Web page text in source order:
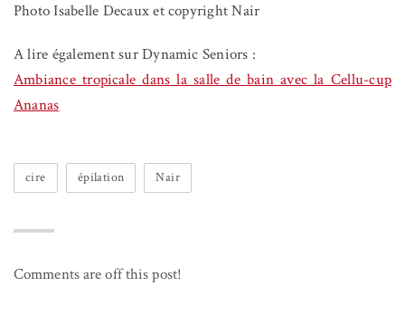
Photo Isabelle Decaux et copyright Nair
A lire également sur Dynamic Seniors :
Ambiance tropicale dans la salle de bain avec la Cellu-cup
Ananas
cire épilation Nair
Comments are off this post!